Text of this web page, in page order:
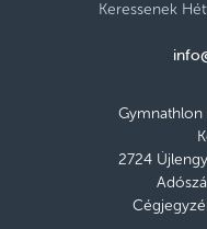
Keressenek
Gymnathlon
2724